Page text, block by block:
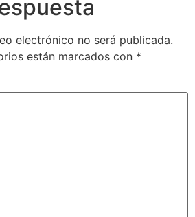
electrónico no será publicada.
están marcados con *